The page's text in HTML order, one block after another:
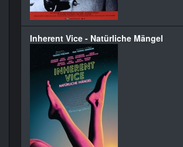
Inherent Vice - Natürliche Mängel